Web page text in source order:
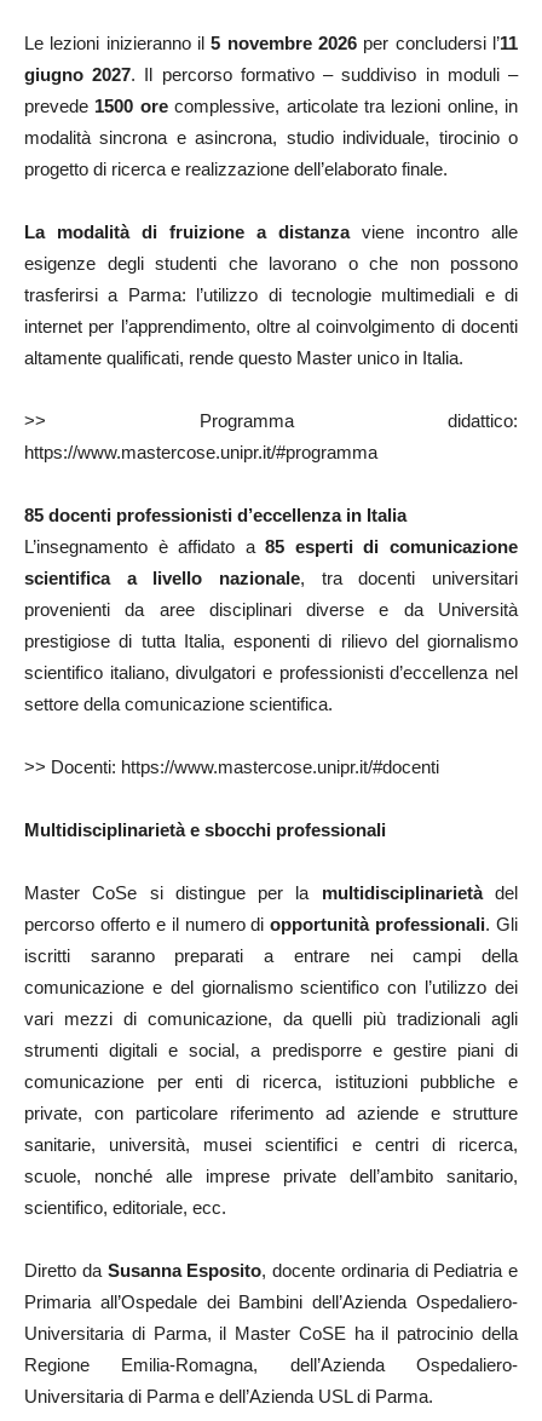
Le lezioni inizieranno il5 novembre 2026 per concludersi l’11
giugno 2027. Il percorso formativo – suddiviso in moduli –
prevede 1500 orecomplessive, articolate tra lezioni online, in
modalità sincrona e asincrona, studio individuale, tirocinio o
progetto di ricerca e realizzazione dell’elaborato finale.
La modalità di fruizione a distanzaviene incontro alle
esigenze degli studenti che lavorano o che non possono
trasferirsi a Parma: l’utilizzo di tecnologie multimediali e di
internet per l’apprendimento, oltre al coinvolgimento di docenti
altamente qualificati, rende questo Master unico in Italia.
>> Programma didattico:
https://www.mastercose.unipr.it/#programma
85 docenti professionisti d’eccellenza in Italia
L’insegnamento è affidato a85 esperti di comunicazione
scientifica a livello nazionale, tra docenti universitari
provenienti da aree disciplinari diverse e da Università
prestigiose di tutta Italia, esponenti di rilievo del giornalismo
scientifico italiano, divulgatori e professionisti d’eccellenza nel
settore della comunicazione scientifica.
>> Docenti: https://www.mastercose.unipr.it/#docenti
Multidisciplinarietà e sbocchi professionali
Master CoSe si distingue per la multidisciplinarietàdel
percorso offerto e il numero diopportunità professionali. Gli
iscritti saranno preparati a entrare nei campi della
comunicazione e del giornalismo scientifico con l’utilizzo dei
vari mezzi di comunicazione, da quelli più tradizionali agli
strumenti digitali e social, a predisporre e gestire piani di
comunicazione per enti di ricerca, istituzioni pubbliche e
private, con particolare riferimento ad aziende e strutture
sanitarie, università, musei scientifici e centri di ricerca,
scuole, nonché alle imprese private dell’ambito sanitario,
scientifico, editoriale, ecc.
Diretto da Susanna Esposito, docente ordinaria di Pediatria e
Primaria all’Ospedale dei Bambini dell’Azienda Ospedaliero-
Universitaria di Parma, il Master CoSE ha il patrocinio della
Regione Emilia-Romagna, dell’Azienda Ospedaliero-
Universitaria di Parma e dell’Azienda USL di Parma.